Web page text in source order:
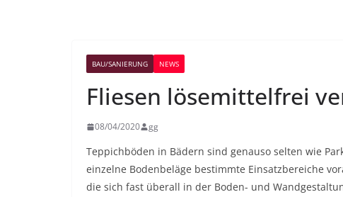
BAU/SANIERUNG NEWS
Fliesen lösemittelfrei
08/04/2020 gg
Teppichböden in Bädern sind genauso selten wie
einzelne Bodenbeläge bestimmte Einsatzbereiche
die sich fast überall in der Boden- und